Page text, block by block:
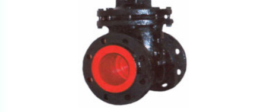
Купить как физ. лицо
Купить как юр. лицо
Запросить КП
Запросить Счёт